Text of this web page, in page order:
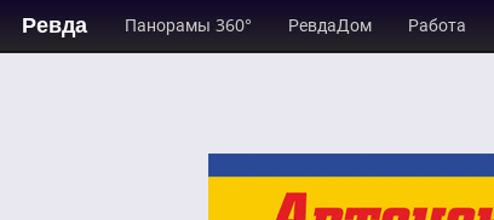
Ревда Панорамы 360° РевдаДом Работа